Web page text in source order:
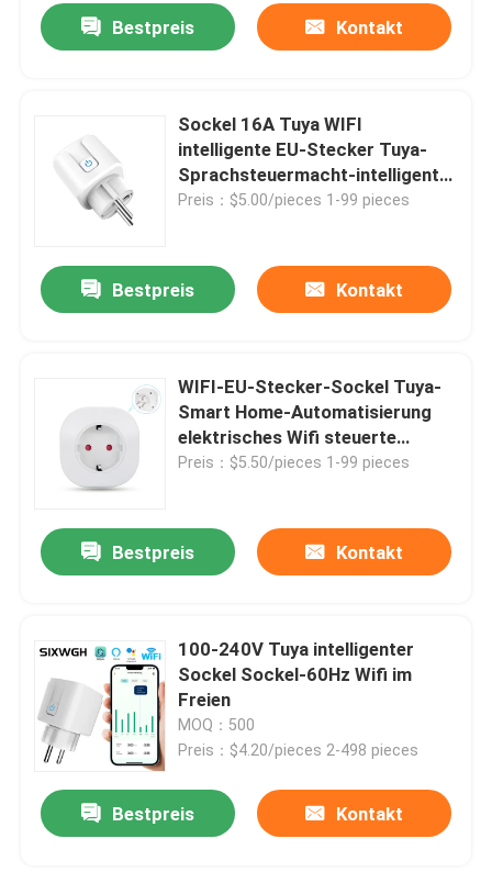
Zigbee-Berührungsschalter
Intelligenter Sockel Zigbee
Intelligenter Sockel Homekit
Selbst- angetriebener drahtloser Schalter
Videotürklingel Wifi
Intelligente WLAN-LED-Glühbirne
Touchscreen-Panel für das Smart Home
Intelligenter Steckdosenstecker
Bestpreis Kontakt
Sockel 16A Tuya WIFI
intelligente EU-Stecker Tuya-
Sprachsteuermacht-intelligenter
Glühlampe-Sockel
Preis：$5.00/pieces 1-99 pieces
Bestpreis Kontakt
WIFI-EU-Stecker-Sockel Tuya-
Smart Home-Automatisierung
elektrisches Wifi steuerte
Sockel
Preis：$5.50/pieces 1-99 pieces
Bestpreis Kontakt
100-240V Tuya intelligenter
Sockel Sockel-60Hz Wifi im
Freien
MOQ：500
Preis：$4.20/pieces 2-498 pieces
Bestpreis Kontakt